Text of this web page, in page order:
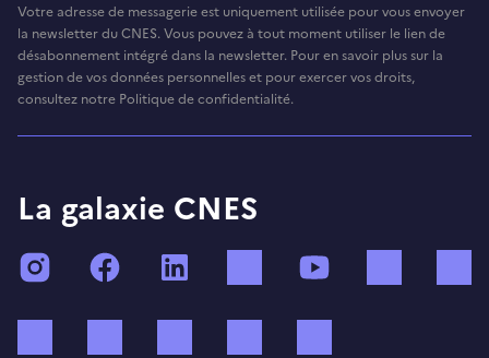
Votre adresse de messagerie est uniquement utilisée pour vous envoyer
la newsletter du CNES. Vous pouvez à tout moment utiliser le lien de
désabonnement intégré dans la newsletter. Pour en savoir plus sur la
gestion de vos données personnelles et pour exercer vos droits,
consultez notre Politique de confidentialité.
La galaxie CNES
InstagramFacebook TikTok